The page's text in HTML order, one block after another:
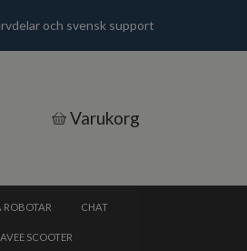
och svensk support
Varukorg
ROBOTAR CHAT
SCOOTER